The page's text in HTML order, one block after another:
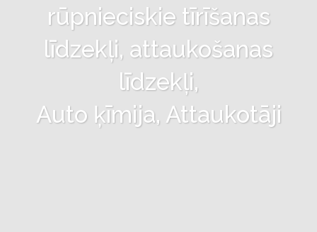
rūpnieciskie tīrīšanas
līdzekļi, attaukošanas
līdzekļi,
Auto ķīmija, Attaukotāji